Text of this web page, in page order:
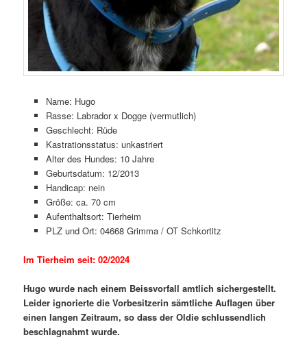
Name: Hugo
Rasse: Labrador x Dogge (vermutlich)
Geschlecht: Rüde
Kastrationsstatus: unkastriert
Alter des Hundes: 10 Jahre
Geburtsdatum: 12/2013
Handicap: nein
Größe: ca. 70 cm
Aufenthaltsort: Tierheim
PLZ und Ort: 04668 Grimma / OT Schkortitz
Im Tierheim seit: 02/2024
Hugo wurde nach einem Beissvorfall amtlich sichergestellt.
Leider ignorierte die Vorbesitzerin sämtliche Auflagen über
einen langen Zeitraum, so dass der Oldie schlussendlich
beschlagnahmt wurde.